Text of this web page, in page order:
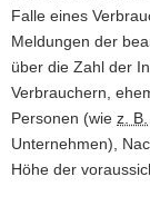
n
Falle eines
Meldungen der
über die Zahl der
Verbrauchern,
Personen (wie z. B.
Unternehmen),
Höhe der